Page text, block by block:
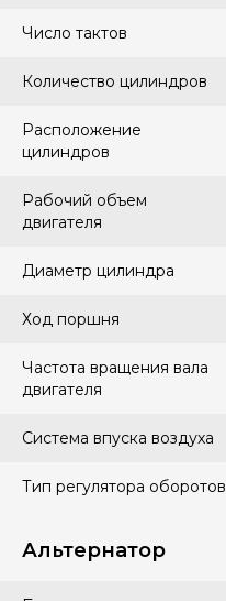
Число тактов
Количество цилиндров
Расположение
цилиндров
Рабочий объем
двигателя
Диаметр цилиндра
Ход поршня
Частота вращения вала
двигателя
Система впуска воздуха
Тип регулятора оборотов
Альтернатор